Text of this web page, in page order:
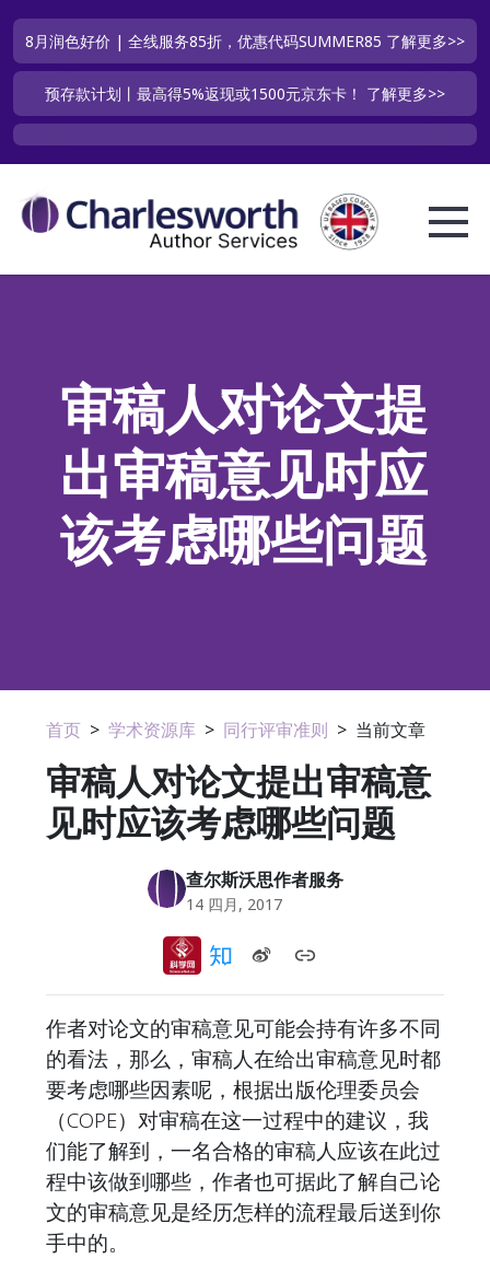
8月润色好价 | 全线服务85折，优惠代码SUMMER85 了解更多>>
预存款计划丨最高得5%返现或1500元京东卡！ 了解更多>>
审稿人对论文提
出审稿意见时应
该考虑哪些问题
首页 > 学术资源库 > 同行评审准则 > 当前文章
审稿人对论文提出审稿意
见时应该考虑哪些问题
查尔斯沃思作者服务
14 四月, 2017
作者对论文的审稿意见可能会持有许多不同
的看法，那么，审稿人在给出审稿意见时都
要考虑哪些因素呢，根据出版伦理委员会
（COPE）对审稿在这一过程中的建议，我
们能了解到，一名合格的审稿人应该在此过
程中该做到哪些，作者也可据此了解自己论
文的审稿意见是经历怎样的流程最后送到你
手中的。